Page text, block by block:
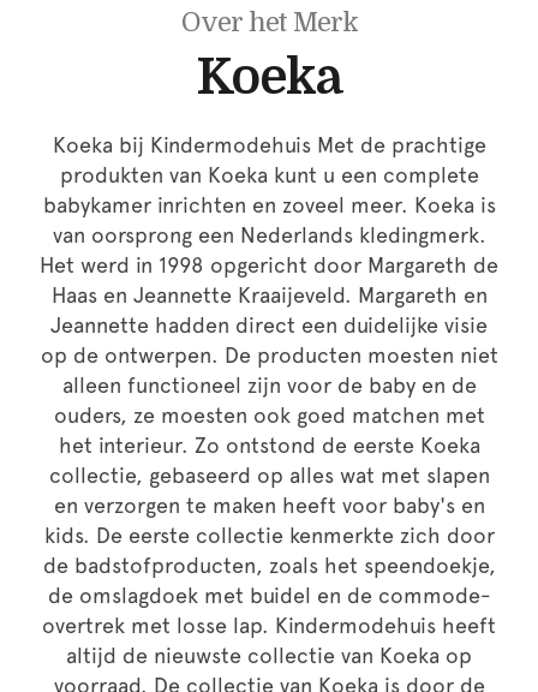
Over het Merk
Koeka
Koeka bij Kindermodehuis Met de prachtige
produkten van Koeka kunt u een complete
babykamer inrichten en zoveel meer. Koeka is
van oorsprong een Nederlands kledingmerk.
Het werd in 1998 opgericht door Margareth de
Haas en Jeannette Kraaijeveld. Margareth en
Jeannette hadden direct een duidelijke visie
op de ontwerpen. De producten moesten niet
alleen functioneel zijn voor de baby en de
ouders, ze moesten ook goed matchen met
het interieur. Zo ontstond de eerste Koeka
collectie, gebaseerd op alles wat met slapen
en verzorgen te maken heeft voor baby's en
kids. De eerste collectie kenmerkte zich door
de badstofproducten, zoals het speendoekje,
de omslagdoek met buidel en de commode-
overtrek met losse lap. Kindermodehuis heeft
altijd de nieuwste collectie van Koeka op
voorraad. De collectie van Koeka is door de